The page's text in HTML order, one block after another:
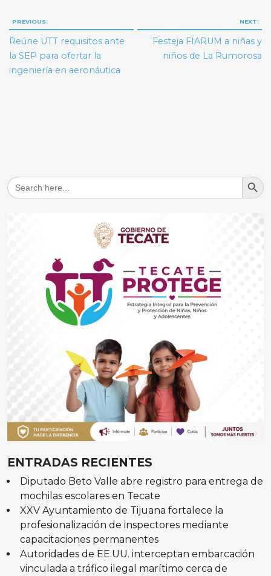
Navegación
de
entradas
PREVIOUS:
Reúne UTT requisitos ante
la SEP para ofertar la
ingeniería en aeronáutica
NEXT:
Festeja FIARUM a niñas y
niños de La Rumorosa
Search
for:
Search
ENTRADAS RECIENTES
Diputado Beto Valle abre registro para entrega de
mochilas escolares en Tecate
XXV Ayuntamiento de Tijuana fortalece la
profesionalización de inspectores mediante
capacitaciones permanentes
Autoridades de EE.UU. interceptan embarcación
vinculada a tráfico ilegal marítimo cerca de